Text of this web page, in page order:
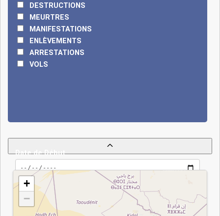
tard, le 8 janvier 2025,
d’attaque contre le
palais présidentiel à
N'Djamena par un
présidentiel mort, et
plusieurs blessés.
de l’opération
Haskanite et une
mobilisation accrue
des forces nationales,
DESTRUCTIONS
MEURTRES
MANIFESTATIONS
ENLÈVEMENTS
ARRESTATIONS
VOLS
Date de Début
+
−